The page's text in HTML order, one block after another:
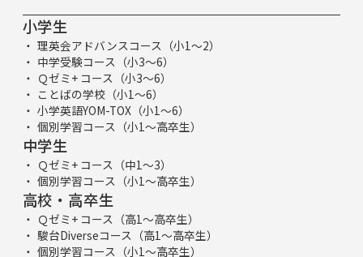
小学生
理英会アドバンスコース（小1～2）
中学受験コース（小3～6）
Ｑゼミ+ コース（小3～6）
ことばの学校（小1～6）
小学英語YOM-TOX（小1～6）
個別学習コース（小1～高卒生）
中学生
Ｑゼミ+ コース（中1～3）
個別学習コース（小1～高卒生）
高校・高卒生
Ｑゼミ+ コース（高1～高卒生）
駿台Diverseコース（高1～高卒生）
個別学習コース（小1～高卒生）